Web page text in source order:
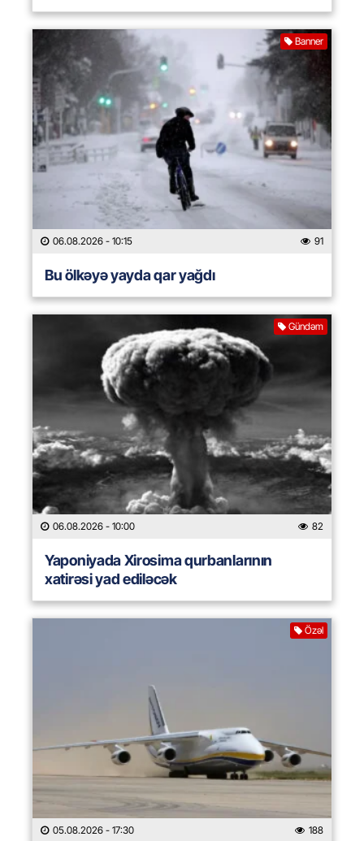
Banner
06.08.2026 - 10:15 91
Bu ölkəyə yayda qar yağdı
Gündəm
06.08.2026 - 10:00 82
Yaponiyada Xirosima qurbanlarının
xatirəsi yad ediləcək
Özəl
05.08.2026 - 17:30 188